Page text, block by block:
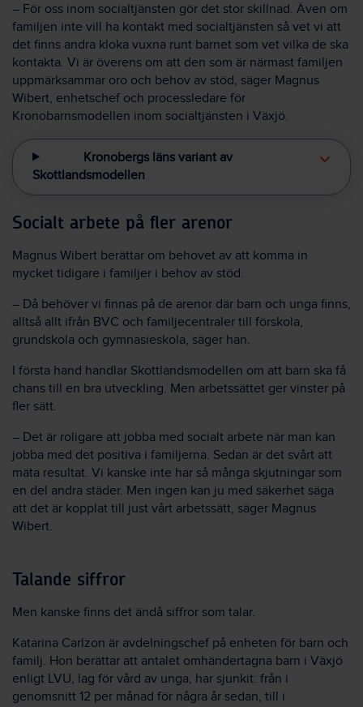
– För oss inom socialtjänsten gör det stor skillnad. Även om
familjen inte vill ha kontakt med socialtjänsten så vet vi att
det finns andra kloka vuxna runt barnet som vet vilka de ska
kontakta. Vi är överens om att den som är närmast familjen
uppmärksammar oro och behov av stöd, säger Magnus
Wibert, enhetschef och processledare för
Kronobarnsmodellen inom socialtjänsten i Växjö.
Kronobergs läns variant av
Skottlandsmodellen
Socialt arbete på fler arenor
Magnus Wibert berättar om behovet av att komma in
mycket tidigare i familjer i behov av stöd.
– Då behöver vi finnas på de arenor där barn och unga finns,
alltså allt ifrån BVC och familjecentraler till förskola,
grundskola och gymnasieskola, säger han.
I första hand handlar Skottlandsmodellen om att barn ska få
chans till en bra utveckling. Men arbetssättet ger vinster på
fler sätt.
– Det är roligare att jobba med socialt arbete när man kan
jobba med det positiva i familjerna. Sedan är det svårt att
mäta resultat. Vi kanske inte har så många skjutningar som
en del andra städer. Men ingen kan ju med säkerhet säga
att det är kopplat till just vårt arbetssätt, säger Magnus
Wibert.
Talande siffror
Men kanske finns det ändå siffror som talar.
Katarina Carlzon är avdelningschef på enheten för barn och
familj. Hon berättar att antalet omhändertagna barn i Växjö
enligt LVU, lag för vård av unga, har sjunkit: från i
genomsnitt 12 per månad för några år sedan, till i